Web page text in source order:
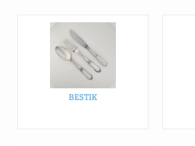
BESTIK